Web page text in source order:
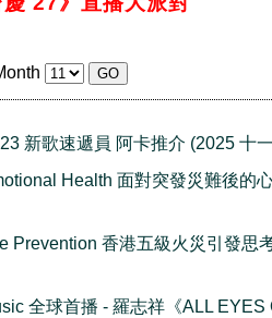
新歌速遞員 阿卡推介 (2025 十
Health 面對突發災難後的
Prevention 香港五級火災引發思
全球首播 - 羅志祥《ALL EYES